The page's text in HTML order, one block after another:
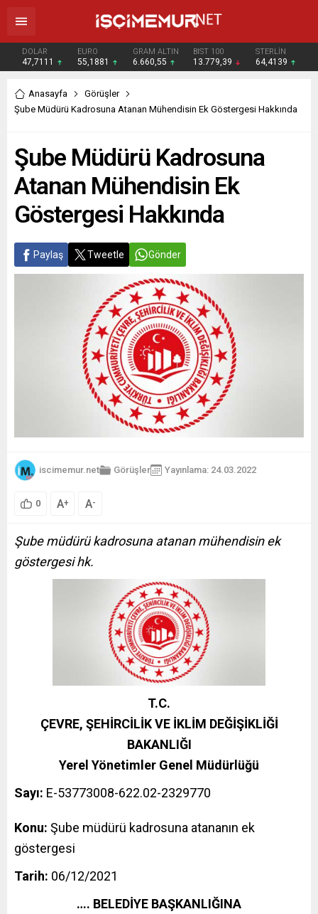
DOLAR
47,7111
EURO
55,1881
GRAM ALTIN
6.660,55
BIST 100
13.779,39
STERLİN
64,4139
Anasayfa
Görüşler
Şube Müdürü Kadrosuna Atanan Mühendisin Ek Göstergesi Hakkında
Şube Müdürü Kadrosuna
Atanan Mühendisin Ek
Göstergesi Hakkında
Paylaş Tweetle Gönder
iscimemur.net Görüşler Yayınlama: 24.03.2022
0 A+ A-
Şube müdürü kadrosuna atanan mühendisin ek
göstergesi hk.
T.C.
ÇEVRE, ŞEHİRCİLİK VE İKLİM DEĞİŞİKLİĞİ
BAKANLIĞI
Yerel Yönetimler Genel Müdürlüğü
Sayı: E-53773008-622.02-2329770
Konu: Şube müdürü kadrosuna atananın ek
göstergesi
Tarih: 06/12/2021
…. BELEDİYE BAŞKANLIĞINA